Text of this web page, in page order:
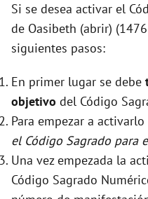
Si se desea activar el
de Oasibeth (abrir)
siguientes pasos:
En primer lugar se debe
objetivo del Código
Para empezar a
el Código Sagrado para
Una vez empezada la
Código Sagrado